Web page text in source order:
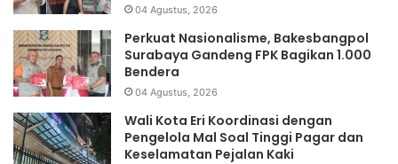
04 Agustus, 2026
Perkuat Nasionalisme, Bakesbangpol
Surabaya Gandeng FPK Bagikan 1.000
Bendera
04 Agustus, 2026
Wali Kota Eri Koordinasi dengan
Pengelola Mal Soal Tinggi Pagar dan
Keselamatan Pejalan Kaki